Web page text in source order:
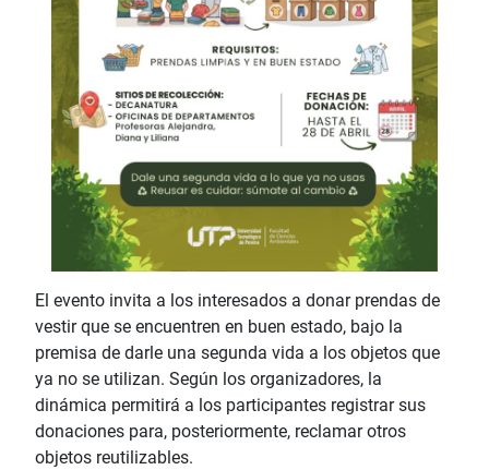
El evento invita a los interesados a donar prendas de
vestir que se encuentren en buen estado, bajo la
premisa de darle una segunda vida a los objetos que
ya no se utilizan. Según los organizadores, la
dinámica permitirá a los participantes registrar sus
donaciones para, posteriormente, reclamar otros
objetos reutilizables.